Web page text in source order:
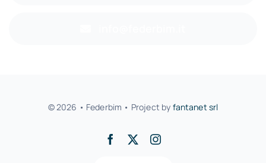
© 2026 • Federbim • Project by fantanet srl